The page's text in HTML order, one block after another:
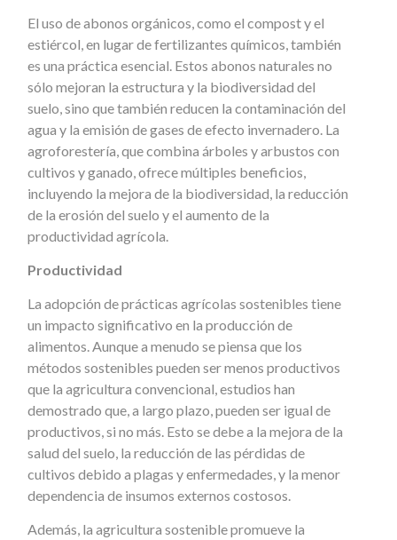
El uso de abonos orgánicos, como el compost y el
estiércol, en lugar de fertilizantes químicos, también
es una práctica esencial. Estos abonos naturales no
sólo mejoran la estructura y la biodiversidad del
suelo, sino que también reducen la contaminación del
agua y la emisión de gases de efecto invernadero. La
agroforestería, que combina árboles y arbustos con
cultivos y ganado, ofrece múltiples beneficios,
incluyendo la mejora de la biodiversidad, la reducción
de la erosión del suelo y el aumento de la
productividad agrícola.
Productividad
La adopción de prácticas agrícolas sostenibles tiene
un impacto significativo en la producción de
alimentos. Aunque a menudo se piensa que los
métodos sostenibles pueden ser menos productivos
que la agricultura convencional, estudios han
demostrado que, a largo plazo, pueden ser igual de
productivos, si no más. Esto se debe a la mejora de la
salud del suelo, la reducción de las pérdidas de
cultivos debido a plagas y enfermedades, y la menor
dependencia de insumos externos costosos.
Además, la agricultura sostenible promueve la